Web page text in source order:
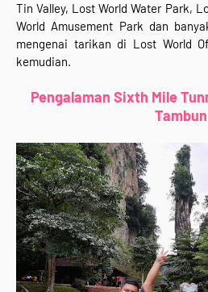
Tin Valley, Lost World Water Park,
World Amusement Park dan
mengenai tarikan di Lost World
kemudian.
Pengalaman Sixth Mile
Tambun